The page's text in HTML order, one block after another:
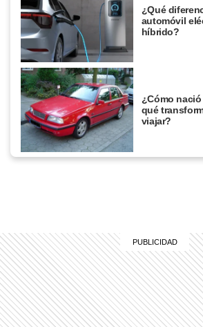
¿Qué
automóvil
híbrido?
¿Cómo
qué
viajar?